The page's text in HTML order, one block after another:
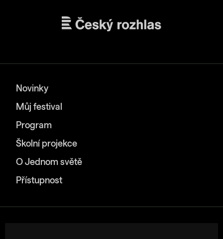
Novinky
Můj festival
Program
Školní projekce
O Jednom světě
Přístupnost